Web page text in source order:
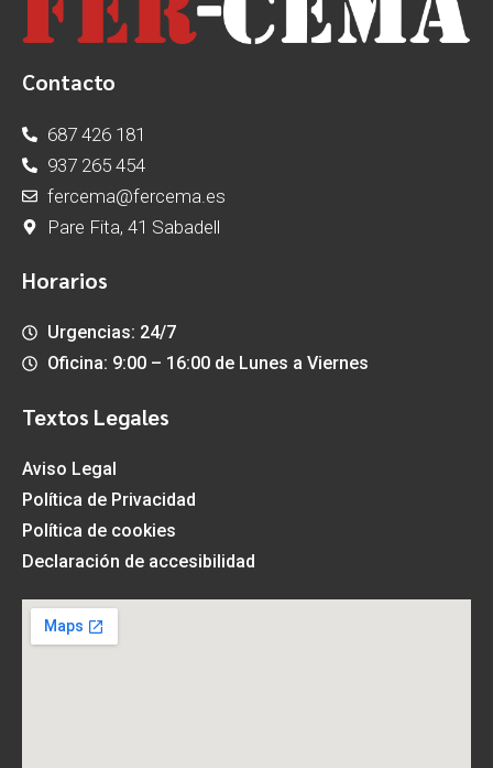
Contacto
687 426 181
937 265 454
fercema@fercema.es
Pare Fita, 41 Sabadell
Horarios
Urgencias: 24/7
Oficina: 9:00 – 16:00 de Lunes a Viernes
Textos Legales
Aviso Legal
Política de Privacidad
Política de cookies
Declaración de accesibilidad